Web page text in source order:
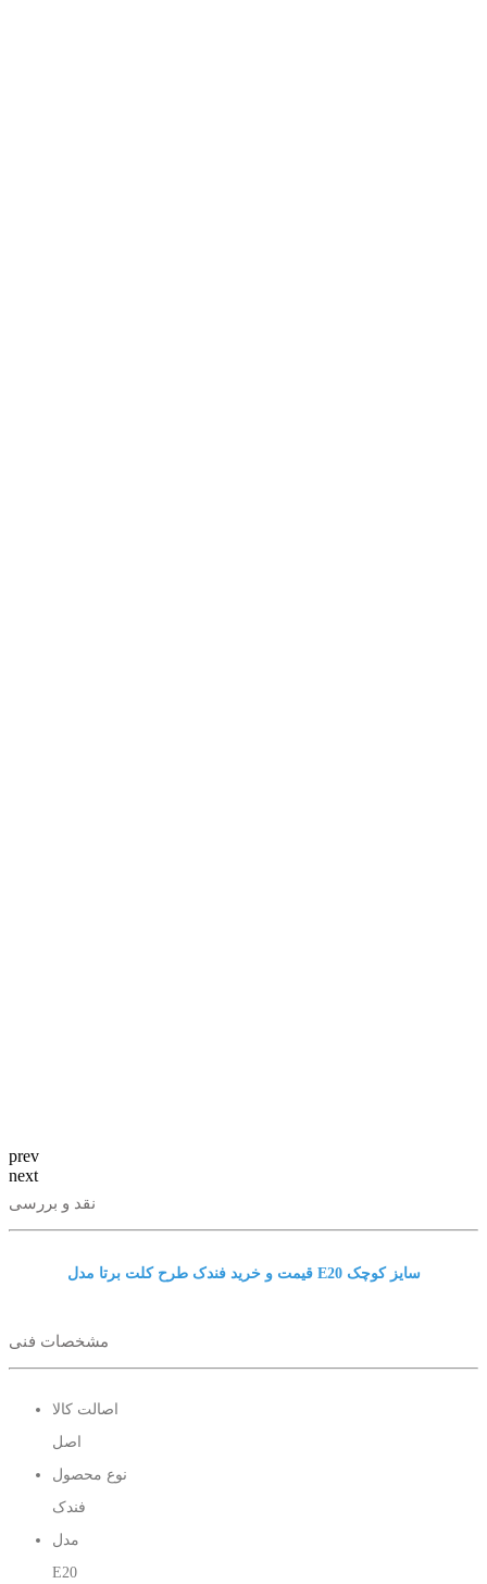
prev
next
نقد و بررسی
قیمت و خرید فندک طرح کلت برتا مدل E20 سایز کوچک
مشخصات فنی
اصالت کالا
اصل
نوع محصول
فندک
مدل
E20